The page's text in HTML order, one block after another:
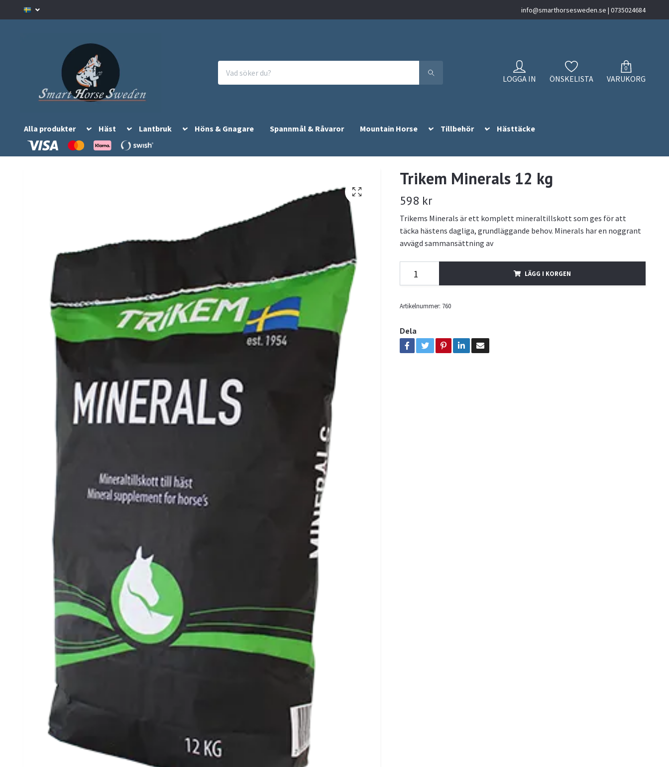
info@smarthorsesweden.se | 0735024684
LOGGA IN ÖNSKELISTA
0
VARUKORG
Alla produkter Häst Lantbruk Höns & Gnagare Spannmål & Råvaror Mountain Horse Tillbehör Hästtäcke
Trikem Minerals 12 kg
598 kr
Trikems Minerals är ett komplett mineraltillskott som ges för att
täcka hästens dagliga, grundläggande behov. Minerals har en noggrant
avvägd sammansättning av
LÄGG I KORGEN
Artikelnummer: 760
Dela